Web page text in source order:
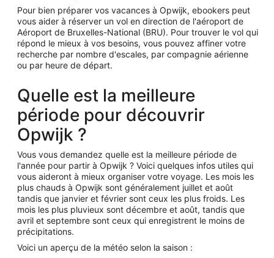
Pour bien préparer vos vacances à Opwijk, ebookers peut
vous aider à réserver un vol en direction de l'aéroport de
Aéroport de Bruxelles-National (BRU). Pour trouver le vol qui
répond le mieux à vos besoins, vous pouvez affiner votre
recherche par nombre d'escales, par compagnie aérienne
ou par heure de départ.
Quelle est la meilleure
période pour découvrir
Opwijk ?
Vous vous demandez quelle est la meilleure période de
l'année pour partir à Opwijk ? Voici quelques infos utiles qui
vous aideront à mieux organiser votre voyage. Les mois les
plus chauds à Opwijk sont généralement juillet et août
tandis que janvier et février sont ceux les plus froids. Les
mois les plus pluvieux sont décembre et août, tandis que
avril et septembre sont ceux qui enregistrent le moins de
précipitations.
Voici un aperçu de la météo selon la saison :